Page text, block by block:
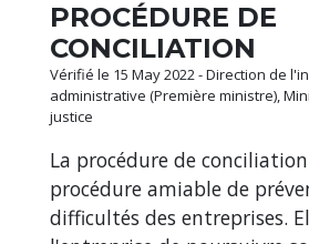
PROCÉDURE DE
CONCILIATION
Vérifié le 15 May 2022 - Direction de
administrative (Première ministre),
justice
La procédure de
procédure amiable de
difficultés des entreprises.